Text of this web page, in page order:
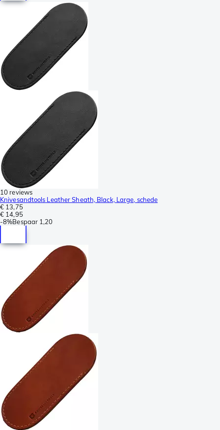
10 reviews
Knivesandtools Leather Sheath, Black, Large, schede
€ 13,75
€ 14,95
-8%Bespaar 1,20